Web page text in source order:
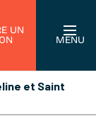
UN
MENU
et Saint